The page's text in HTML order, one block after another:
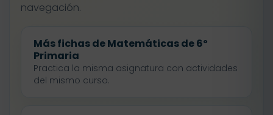
navegación.
Más fichas de Matemáticas de 6º
Primaria
Practica la misma asignatura con actividades
del mismo curso.